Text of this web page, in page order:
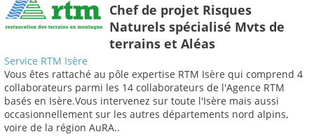
Chef de projet Risques
Naturels spécialisé Mvts de
terrains et Aléas
Service RTM Isère
Vous êtes rattaché au pôle expertise RTM Isère qui comprend 4
collaborateurs parmi les 14 collaborateurs de l'Agence RTM
basés en Isère.Vous intervenez sur toute l'Isère mais aussi
occasionnellement sur les autres départements nord alpins,
voire de la région AuRA..